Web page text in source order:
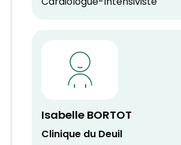
Isabelle BORTOT
Clinique du Deuil